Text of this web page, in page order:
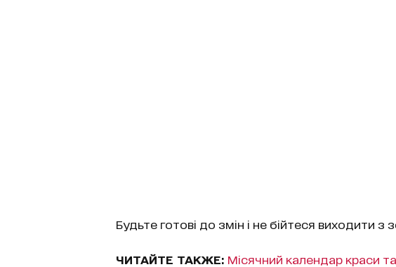
Будьте готові до змін і не бійтеся виходити
ЧИТАЙТЕ ТАКЖЕ: Місячний календар краси